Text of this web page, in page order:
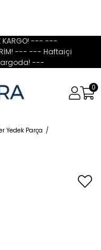
KARGO! --- ---
--- --- Haftaiçi
---
0
Yedek Parça